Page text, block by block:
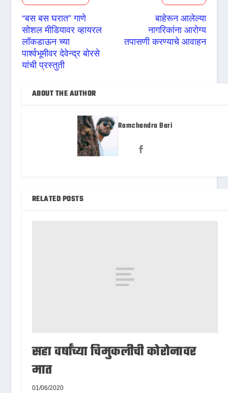
“बस बस घरात” गाणे
सोशल मीडियावर व्हायरल
लॉकडाऊन च्या
पार्श्वभूमीवर देवेन्द्र बोरसे
यांची प्रस्तुती
बाहेरून आलेल्या
नागरिकांना आरोग्य
तपासणी करण्याचे आवाहन
ABOUT THE AUTHOR
Ramchandra Bari
RELATED POSTS
सहा वर्षांच्या चिमुकलीची कोरोनावर
मात
01/06/2020